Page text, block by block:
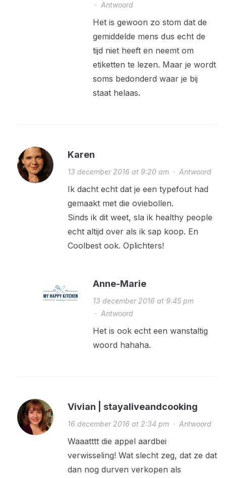
· Antwoord
Het is gewoon zo stom dat de
gemiddelde mens dus echt de
tijd niet heeft en neemt om
etiketten te lezen. Maar je wordt
soms bedonderd waar je bij
staat helaas.
Karen
13 december 2016 at 9:20 am· Antwoord
Ik dacht echt dat je een typefout had
gemaakt met die oviebollen.
Sinds ik dit weet, sla ik healthy people
echt altijd over als ik sap koop. En
Coolbest ook. Oplichters!
Anne-Marie
13 december 2016 at 9:45 pm
· Antwoord
Het is ook echt een wanstaltig
woord hahaha.
Vivian | stayaliveandcooking
16 december 2016 at 2:34 pm· Antwoord
Waaatttt die appel aardbei
verwisseling! Wat slecht zeg, dat ze dat
dan nog durven verkopen als